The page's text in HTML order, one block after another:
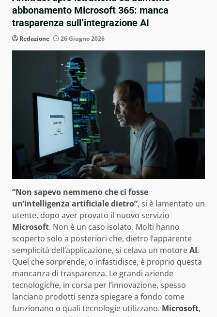
abbonamento Microsoft 365: manca
trasparenza sull’integrazione AI
Redazione 26 Giugno 2026
“Non sapevo nemmeno che ci fosse
un’intelligenza artificiale dietro”, si è lamentato un
utente, dopo aver provato il nuovo servizio
Microsoft. Non è un caso isolato. Molti hanno
scoperto solo a posteriori che, dietro l’apparente
semplicità dell’applicazione, si celava un motoreAI.
Quel che sorprende, o infastidisce, è proprio questa
mancanza di trasparenza. Le grandi aziende
tecnologiche, in corsa per l’innovazione, spesso
lanciano prodotti senza spiegare a fondo come
funzionano o quali tecnologie utilizzano. Microsoft,